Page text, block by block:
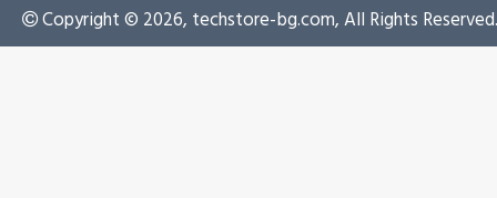
Copyright © 2026, techstore-bg.com, All Rights Reserved.